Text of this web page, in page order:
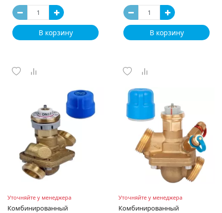
В корзину В корзину
Уточняйте у менеджера
Комбинированный
Уточняйте у менеджера
Комбинированный